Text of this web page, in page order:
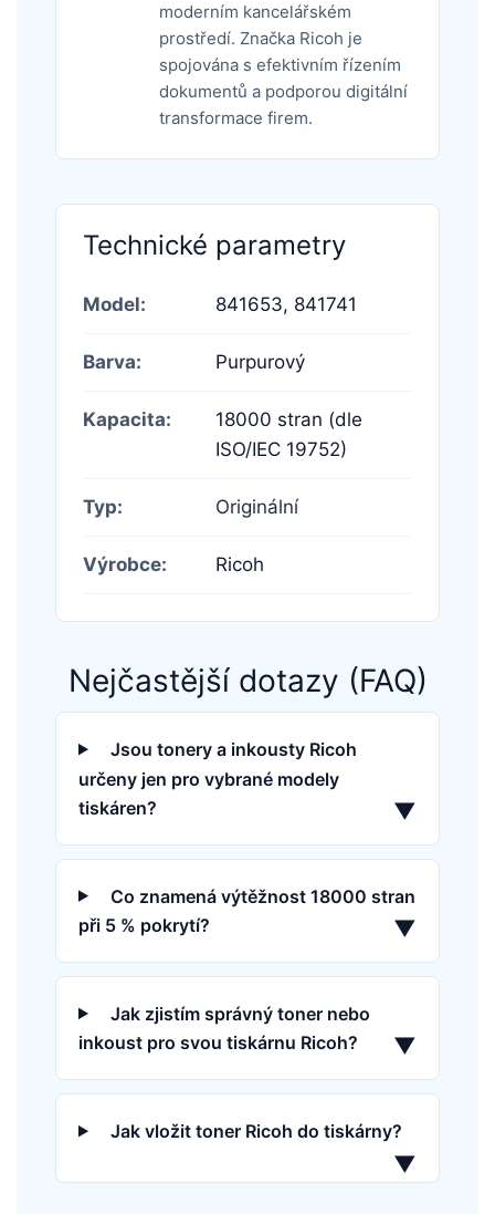
moderním kancelářském
prostředí. Značka Ricoh je
spojována s efektivním řízením
dokumentů a podporou digitální
transformace firem.
Technické parametry
Model: 841653, 841741
Barva: Purpurový
Kapacita:
18000 stran (dle
ISO/IEC 19752)
Typ: Originální
Výrobce: Ricoh
Nejčastější dotazy (FAQ)
Jsou tonery a inkousty Ricoh
určeny jen pro vybrané modely
tiskáren?
▼
Co znamená výtěžnost 18000 stran
při 5 % pokrytí?
▼
Jak zjistím správný toner nebo
inkoust pro svou tiskárnu Ricoh?
▼
Jak vložit toner Ricoh do tiskárny?
▼